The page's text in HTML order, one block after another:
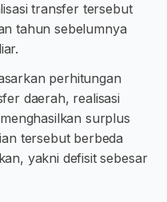
transfer tersebut
tahun sebelumnya
perhitungan
daerah, realisasi
surplus
tersebut berbeda
yakni defisit sebesar